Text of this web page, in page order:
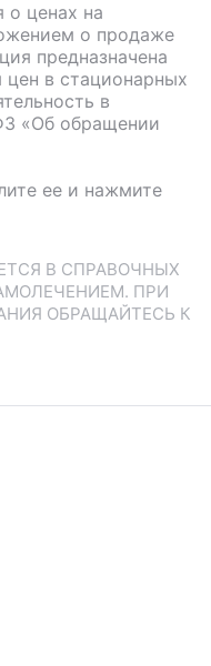
о ценах на
о продаже
предназначена
цен в стационарных
в
«Об обращении
ее и нажмите
В СПРАВОЧНЫХ
ПРИ
ОБРАЩАЙТЕСЬ К